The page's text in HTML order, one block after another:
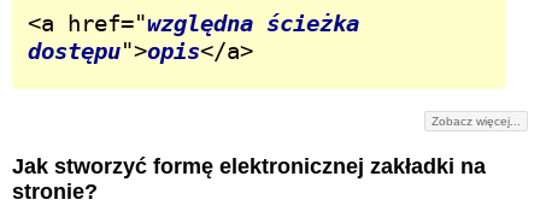
<a href="względna ścieżka
dostępu">opis</a>
Zobacz więcej...
Jak stworzyć formę elektronicznej zakładki na
stronie?